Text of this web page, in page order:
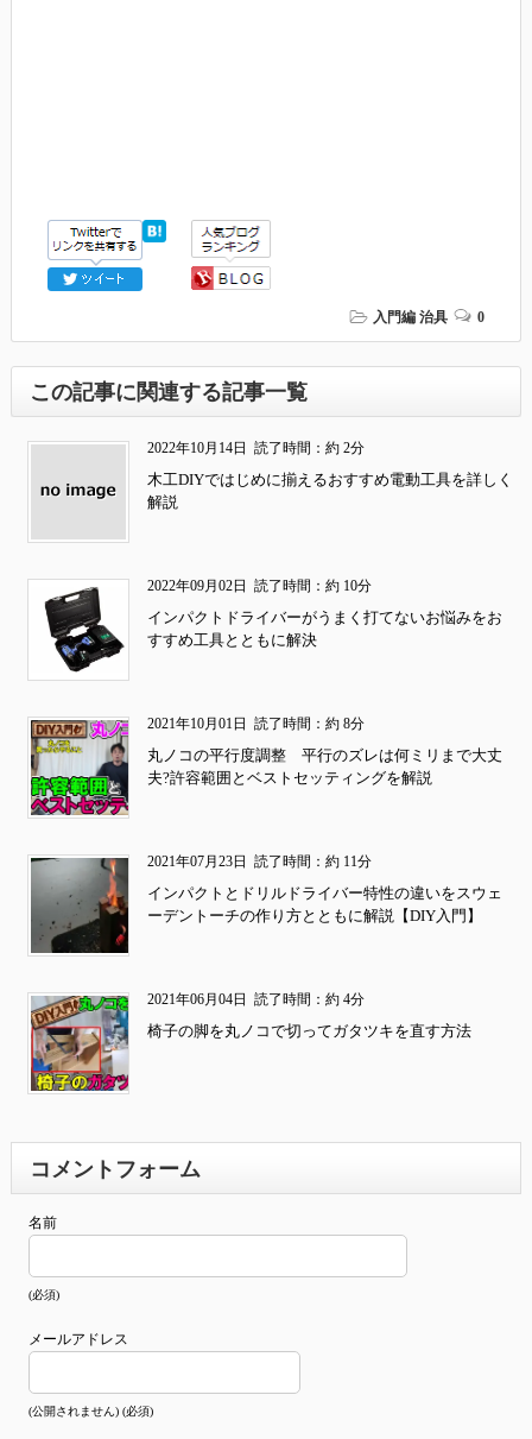
入門編 治具 0
この記事に関連する記事一覧
2022年10月14日 読了時間：約 2分
木工DIYではじめに揃えるおすすめ電動工具を詳しく
解説
2022年09月02日 読了時間：約 10分
インパクトドライバーがうまく打てないお悩みをお
すすめ工具とともに解決
2021年10月01日 読了時間：約 8分
丸ノコの平行度調整 平行のズレは何ミリまで大丈
夫?許容範囲とベストセッティングを解説
2021年07月23日 読了時間：約 11分
インパクトとドリルドライバー特性の違いをスウェ
ーデントーチの作り方とともに解説【DIY入門】
2021年06月04日 読了時間：約 4分
椅子の脚を丸ノコで切ってガタツキを直す方法
コメントフォーム
名前
(必須)
メールアドレス
(公開されません) (必須)